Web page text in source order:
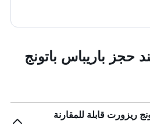
حجز باريباس باتونج
ريزورت قابلة للمقارنة